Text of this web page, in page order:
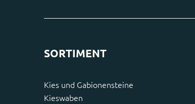
SORTIMENT
Kies und Gabionensteine
Kieswaben